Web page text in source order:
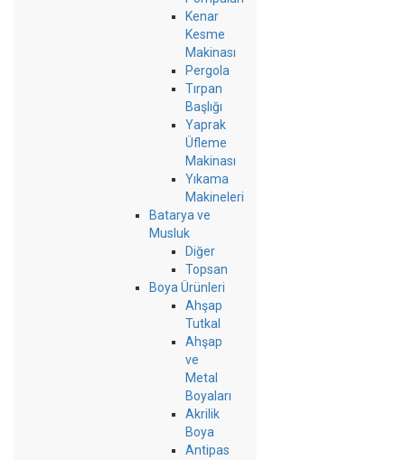
Kenar
Kesme
Makinası
Pergola
Tırpan
Başlığı
Yaprak
Üfleme
Makinası
Yıkama
Makineleri
Batarya ve
Musluk
Diğer
Topsan
Boya Ürünleri
Ahşap
Tutkal
Ahşap
ve
Metal
Boyaları
Akrilik
Boya
Antipas